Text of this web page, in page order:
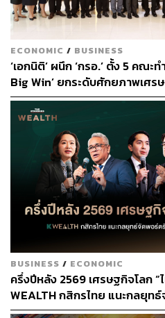
ECONOMIC / BUSINESS
‘เอกนิติ’ ผนึก ‘กรอ.’ ตั้ง 5 คณะ
Big Win’ ยกระดับศักยภาพเศร
BUSINESS / ECONOMIC
ครึ่งปีหลัง 2569 เศรษฐกิจโลก “
WEALTH กสิกรไทย แนะกลยุท
เปลี่ยนแปลงกติกาใหม่ของโลก